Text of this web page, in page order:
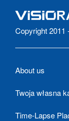
Copyright 2011
About us
Twoja własna
Time-Lapse